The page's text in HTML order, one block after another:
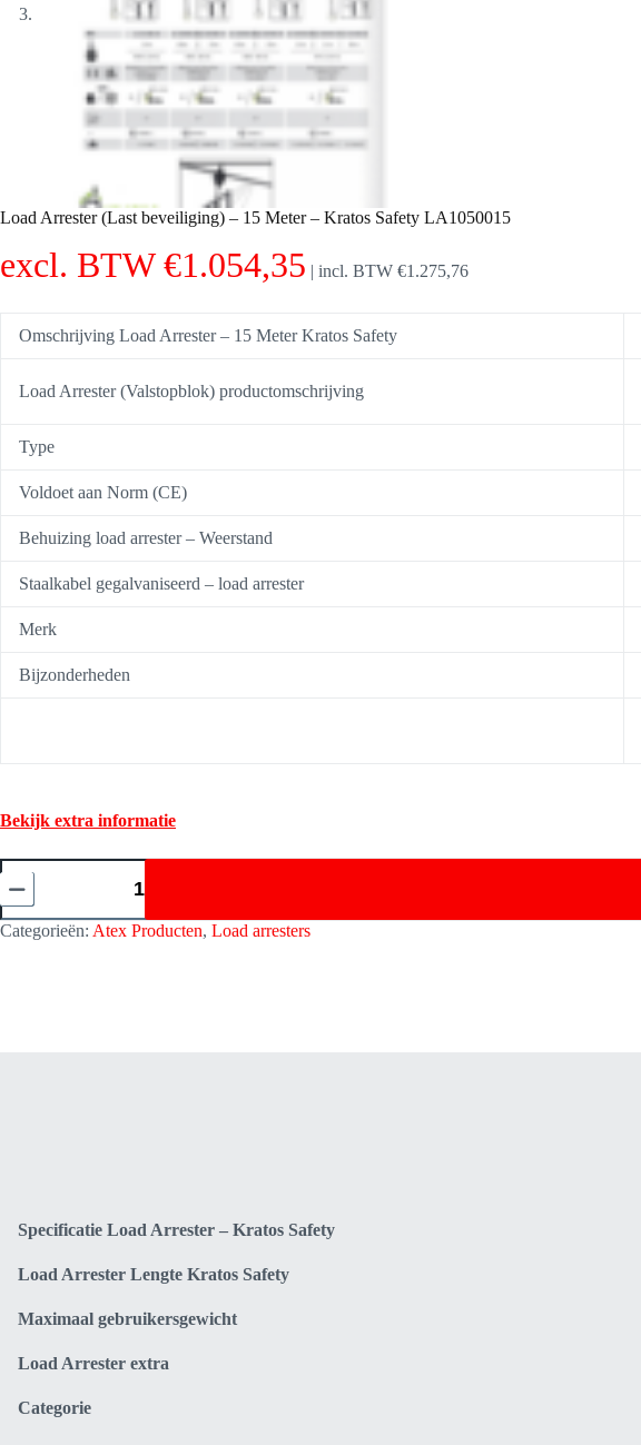
Load Arrester (Last beveiliging) – 15 Meter – Kratos Safety LA1050015
excl. BTW€1.054,35 | incl. BTW €1.275,76
Omschrijving Load Arrester – 15 Meter Kratos Safety
Load Arrester (Valstopblok) productomschrijving
Type
Voldoet aan Norm (CE)
Behuizing load arrester – Weerstand
Staalkabel gegalvaniseerd – load arrester
Merk
Bijzonderheden
Bekijk extra informatie
Load
Arrester
(Last
beveiliging)
-
Categorieën: Atex Producten, Load arresters
Specificatie Load Arrester – Kratos Safety
Load Arrester Lengte Kratos Safety
Maximaal gebruikersgewicht
Load Arrester extra
Categorie